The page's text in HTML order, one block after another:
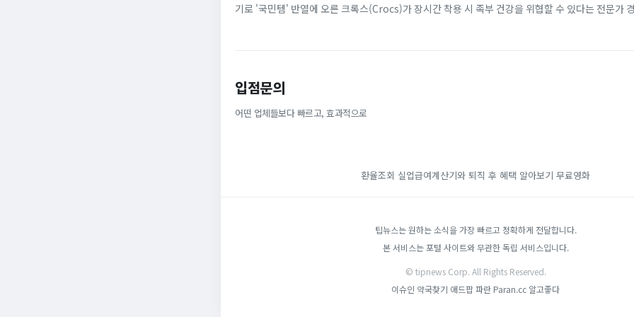
기로 '국민템' 반열에 오른 크록스(Crocs)가 장시간 착용 시 족부 건강을 위협할 수 있다는 전문가 경
입점문의
어떤 업체들보다 빠르고, 효과적으로
환율조회 실업급여계산기와 퇴직 후 혜택 알아보기 무료영화
팁뉴스는 원하는 소식을 가장 빠르고 정확하게 전달합니다.
본 서비스는 포털 사이트와 무관한 독립 서비스입니다.
© tipnews Corp. All Rights Reserved.
이슈인 약국찾기 애드팝파란 Paran.cc 알고좋다